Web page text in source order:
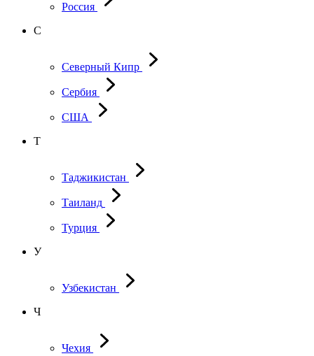
Россия
С
Северный Кипр
Сербия
США
Т
Таджикистан
Таиланд
Турция
У
Узбекистан
Ч
Чехия